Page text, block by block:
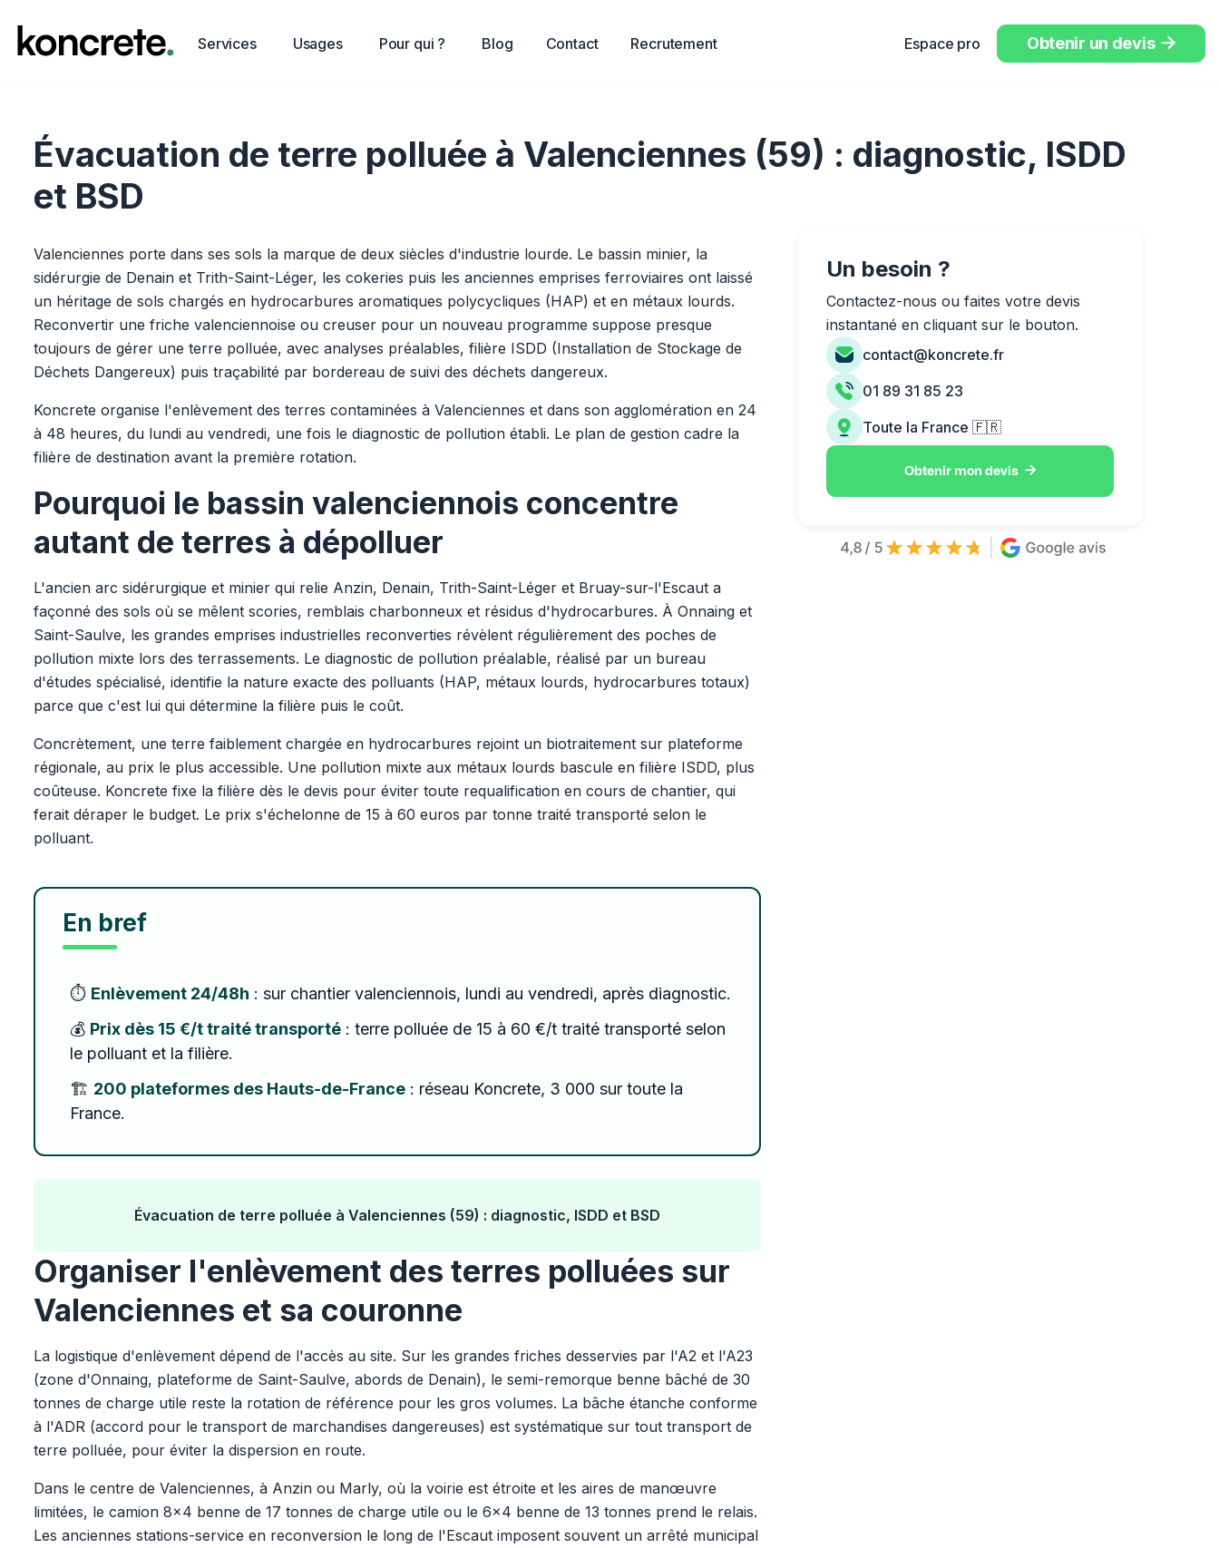
Services Usages Pour qui ? Blog Contact Recrutement Espace pro Obtenir un devis 
Évacuation de terre polluée à Valenciennes (59) : diagnostic, ISDD
et BSD
Valenciennes porte dans ses sols la marque de deux siècles d'industrie lourde. Le bassin minier, la
sidérurgie de Denain et Trith-Saint-Léger, les cokeries puis les anciennes emprises ferroviaires ont laissé
un héritage de sols chargés en hydrocarbures aromatiques polycycliques (HAP) et en métaux lourds.
Reconvertir une friche valenciennoise ou creuser pour un nouveau programme suppose presque
toujours de gérer une terre polluée, avec analyses préalables, filière ISDD (Installation de Stockage de
Déchets Dangereux) puis traçabilité par bordereau de suivi des déchets dangereux.
Koncrete organise l'enlèvement des terres contaminées à Valenciennes et dans son agglomération en 24
à 48 heures, du lundi au vendredi, une fois le diagnostic de pollution établi. Le plan de gestion cadre la
filière de destination avant la première rotation.
Pourquoi le bassin valenciennois concentre
autant de terres à dépolluer
L'ancien arc sidérurgique et minier qui relie Anzin, Denain, Trith-Saint-Léger et Bruay-sur-l'Escaut a
façonné des sols où se mêlent scories, remblais charbonneux et résidus d'hydrocarbures. À Onnaing et
Saint-Saulve, les grandes emprises industrielles reconverties révèlent régulièrement des poches de
pollution mixte lors des terrassements. Le diagnostic de pollution préalable, réalisé par un bureau
d'études spécialisé, identifie la nature exacte des polluants (HAP, métaux lourds, hydrocarbures totaux)
parce que c'est lui qui détermine la filière puis le coût.
Concrètement, une terre faiblement chargée en hydrocarbures rejoint un biotraitement sur plateforme
régionale, au prix le plus accessible. Une pollution mixte aux métaux lourds bascule en filière ISDD, plus
coûteuse. Koncrete fixe la filière dès le devis pour éviter toute requalification en cours de chantier, qui
ferait déraper le budget. Le prix s'échelonne de 15 à 60 euros par tonne traité transporté selon le
polluant.
En bref
⏱️ Enlèvement 24/48h : sur chantier valenciennois, lundi au vendredi, après diagnostic.
💰 Prix dès 15 €/t traité transporté : terre polluée de 15 à 60 €/t traité transporté selon
le polluant et la filière.
🏗️ 200 plateformes des Hauts-de-France : réseau Koncrete, 3 000 sur toute la
France.
Évacuation de terre polluée à Valenciennes (59) : diagnostic, ISDD et BSD
Organiser l'enlèvement des terres polluées sur
Valenciennes et sa couronne
La logistique d'enlèvement dépend de l'accès au site. Sur les grandes friches desservies par l'A2 et l'A23
(zone d'Onnaing, plateforme de Saint-Saulve, abords de Denain), le semi-remorque benne bâché de 30
tonnes de charge utile reste la rotation de référence pour les gros volumes. La bâche étanche conforme
à l'ADR (accord pour le transport de marchandises dangereuses) est systématique sur tout transport de
terre polluée, pour éviter la dispersion en route.
Dans le centre de Valenciennes, à Anzin ou Marly, où la voirie est étroite et les aires de manœuvre
limitées, le camion 8x4 benne de 17 tonnes de charge utile ou le 6x4 benne de 13 tonnes prend le relais.
Les anciennes stations-service en reconversion le long de l'Escaut imposent souvent un arrêté municipal
Un besoin ?
Contactez-nous ou faites votre devis
instantané en cliquant sur le bouton.
contact@koncrete.fr
01 89 31 85 23
Toute la France 🇫🇷
Obtenir mon devis 